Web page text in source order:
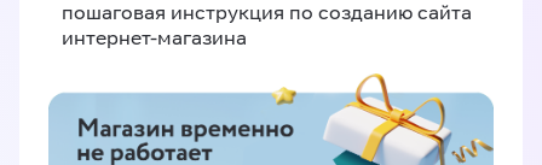
пошаговая инструкция по созданию сайта
интернет-магазина